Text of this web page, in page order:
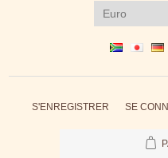
S'ENREGISTRER SE